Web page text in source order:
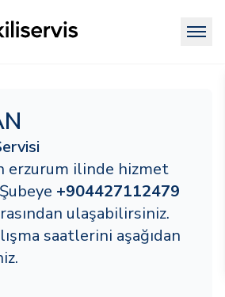
erzurum ilinde hizmet
+904427112479
ulaşabilirsiniz.
saatlerini aşağıdan